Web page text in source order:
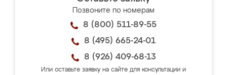
Позвоните по номерам
8 (800) 511-89-55
8 (495) 665-24-01
8 (926) 409-68-13
Или оставьте заявку на сайте для консультации и